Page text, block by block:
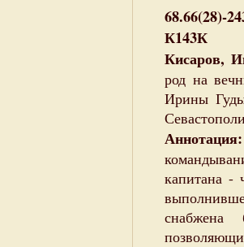
68.66(28)-
К143К
Кисаров,
род на
Ирины
капитана -
снабжена